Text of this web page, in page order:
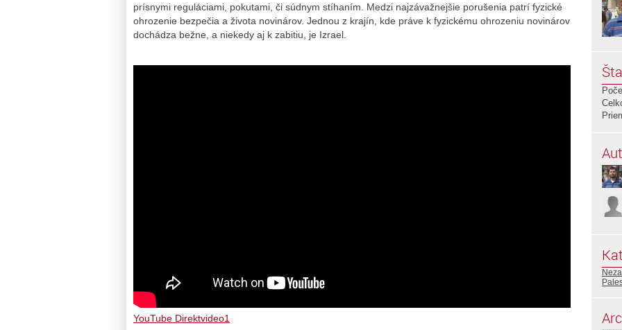
prísnymi reguláciami, pokutami, či súdnym stíhaním. Medzi najzávažnejšie porušenia patrí fyzické
ohrozenie bezpečia a života novinárov. Jednou z krajín, kde práve k fyzickému ohrozeniu novinárov
dochádza bežne, a niekedy aj k zabitiu, je Izrael.
YouTube Direktvideo1